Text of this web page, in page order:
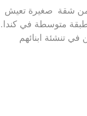
من شقة صغيرة تعيش
طبقة متوسطة في كندا.
تنشئة ابنائهم